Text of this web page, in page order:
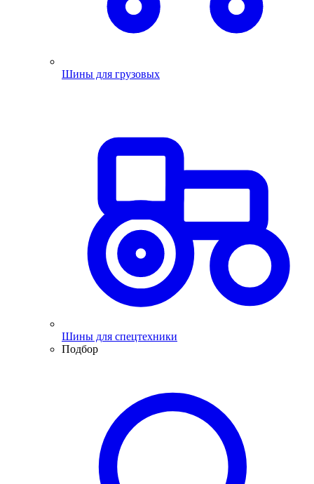
Шины для грузовых
Шины для спецтехники
Подбор